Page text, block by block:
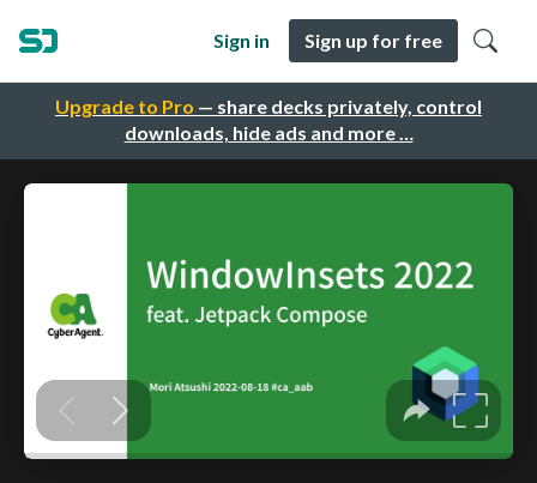
Upgrade to Pro — share decks privately, control
downloads, hide ads and more …
Sign in Sign up for free